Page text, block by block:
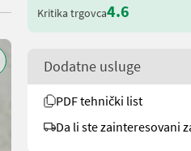
Kritika trgovca4.6
Dodatne usluge
PDF tehnički list
Da li ste zainteresovani